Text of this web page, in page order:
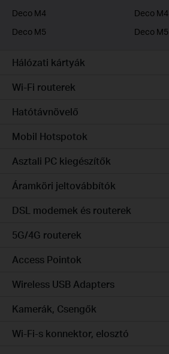
Deco M4
Deco M4
Deco M5
Deco M5
Hálózati kártyák
Wi-Fi routerek
Hatótávnövelő
Mobil Hotspotok
Asztali PC kiegészítők
Áramköri jeltovábbítók
DSL modemek és routerek
5G/4G routerek
Access Pointok
Wireless USB Adapters
Kamerák, Csengők
Wi-Fi-s konnektor, elosztó